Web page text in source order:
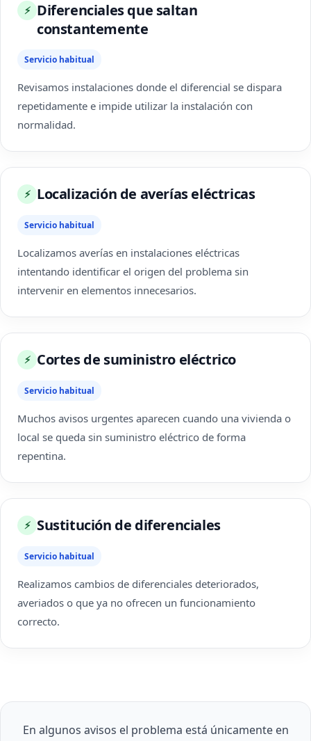
⚡ Diferenciales que saltan
constantemente
Servicio habitual
Revisamos instalaciones donde el diferencial se dispara
repetidamente e impide utilizar la instalación con
normalidad.
⚡ Localización de averías eléctricas
Servicio habitual
Localizamos averías en instalaciones eléctricas
intentando identificar el origen del problema sin
intervenir en elementos innecesarios.
⚡ Cortes de suministro eléctrico
Servicio habitual
Muchos avisos urgentes aparecen cuando una vivienda o
local se queda sin suministro eléctrico de forma
repentina.
⚡ Sustitución de diferenciales
Servicio habitual
Realizamos cambios de diferenciales deteriorados,
averiados o que ya no ofrecen un funcionamiento
correcto.
En algunos avisos el problema está únicamente en